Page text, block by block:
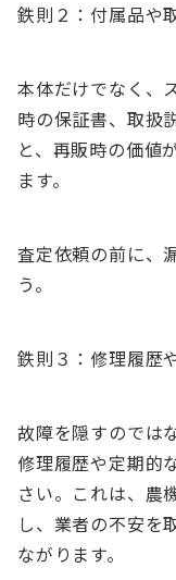
鉄則２：付属品や
本体だけでなく、
時の保証書、取扱
と、再販時の価値
ます。
査定依頼の前に、
う。
鉄則３：修理履歴
故障を隠すのでは
修理履歴や定期的
さい。これは、農
し、業者の不安を
ながります。